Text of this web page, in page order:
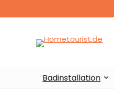
Badinstallation